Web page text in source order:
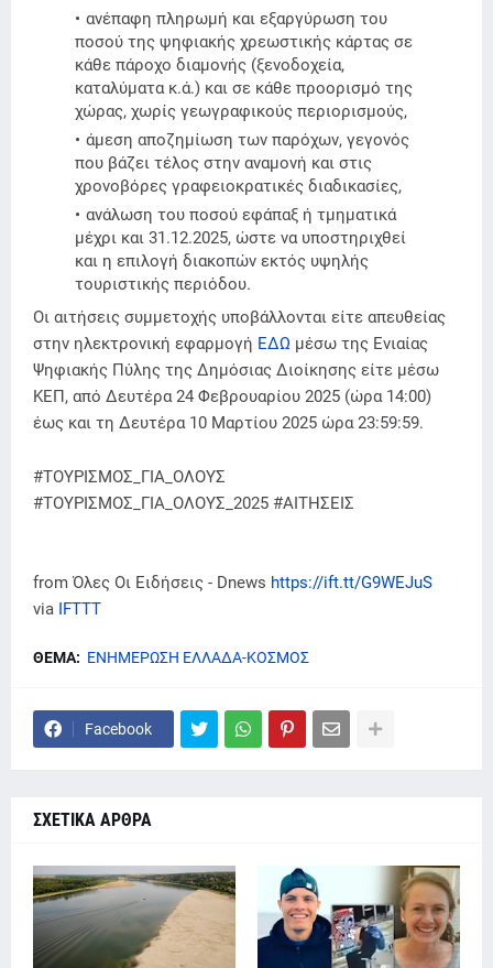
ανέπαφη πληρωμή και εξαργύρωση του
ποσού της ψηφιακής χρεωστικής κάρτας σε
κάθε πάροχο διαμονής (ξενοδοχεία,
καταλύματα κ.ά.) και σε κάθε προορισμό της
χώρας, χωρίς γεωγραφικούς περιορισμούς,
άμεση αποζημίωση των παρόχων, γεγονός
που βάζει τέλος στην αναμονή και στις
χρονοβόρες γραφειοκρατικές διαδικασίες,
ανάλωση του ποσού εφάπαξ ή τμηματικά
μέχρι και 31.12.2025, ώστε να υποστηριχθεί
και η επιλογή διακοπών εκτός υψηλής
τουριστικής περιόδου.
Οι αιτήσεις συμμετοχής υποβάλλονται είτε απευθείας
στην ηλεκτρονική εφαρμογή ΕΔΩ μέσω της Ενιαίας
Ψηφιακής Πύλης της Δημόσιας Διοίκησης είτε μέσω
ΚΕΠ, από Δευτέρα 24 Φεβρουαρίου 2025 (ώρα 14:00)
έως και τη Δευτέρα 10 Μαρτίου 2025 ώρα 23:59:59.
#ΤΟΥΡΙΣΜΟΣ_ΓΙΑ_ΟΛΟΥΣ
#ΤΟΥΡΙΣΜΟΣ_ΓΙΑ_ΟΛΟΥΣ_2025 #ΑΙΤΗΣΕΙΣ
from Όλες Οι Ειδήσεις - Dnews https://ift.tt/G9WEJuS
via IFTTT
ΘΕΜΑ: ΕΝΗΜΕΡΩΣΗ ΕΛΛΑΔΑ-ΚΟΣΜΟΣ
Facebook
ΣΧΕΤΙΚΑ ΑΡΘΡΑ